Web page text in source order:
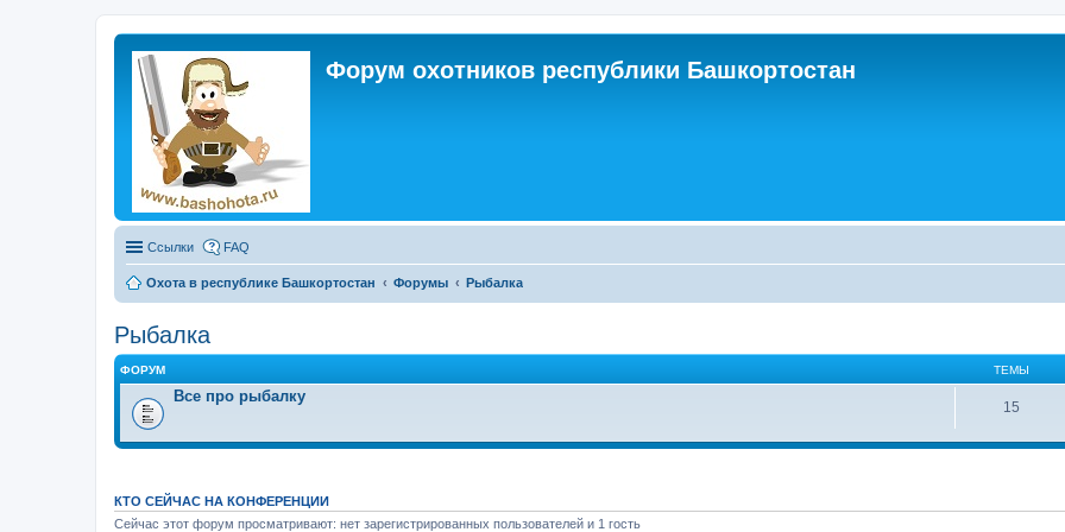
Форум охотников республики Башкортостан
Ссылки FAQ
Охота в республике Башкортостан Форумы Рыбалка
Рыбалка
ФОРУМ ТЕМЫ
Все про рыбалку
15
КТО СЕЙЧАС НА КОНФЕРЕНЦИИ
Сейчас этот форум просматривают: нет зарегистрированных пользователей и 1 гость